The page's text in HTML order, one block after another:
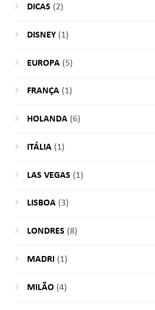
DICAS (2)
DISNEY(1)
EUROPA(5)
FRANÇA(1)
HOLANDA(6)
ITÁLIA(1)
LAS VEGAS (1)
LISBOA(3)
LONDRES (8)
MADRI (1)
MILÃO(4)